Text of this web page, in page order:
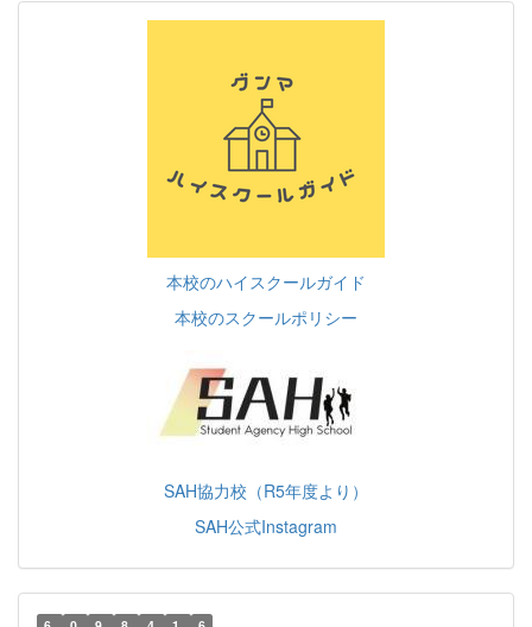
本校のハイスクールガイド
本校のスクールポリシー
SAH協力校（R5年度より）
SAH公式Instagram